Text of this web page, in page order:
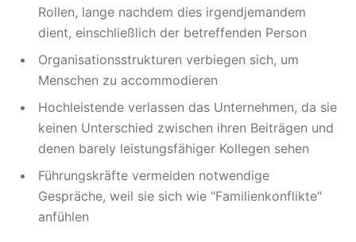
Rollen, lange nachdem dies irgendjemandem
dient, einschließlich der betreffenden Person
Organisationsstrukturen verbiegen sich, um
Menschen zu accommodieren
Hochleistende verlassen das Unternehmen, da sie
keinen Unterschied zwischen ihren Beiträgen und
denen barely leistungsfähiger Kollegen sehen
Führungskräfte vermeiden notwendige
Gespräche, weil sie sich wie "Familienkonflikte"
anfühlen